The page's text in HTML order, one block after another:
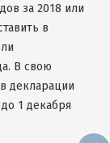
за 2018 или
в
В свою
декларации
1 декабря